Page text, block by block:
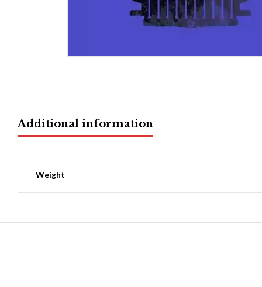
Additional information
Weight